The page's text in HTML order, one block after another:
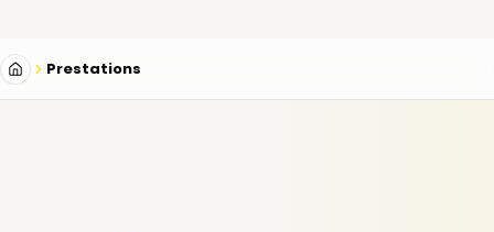
Prestations